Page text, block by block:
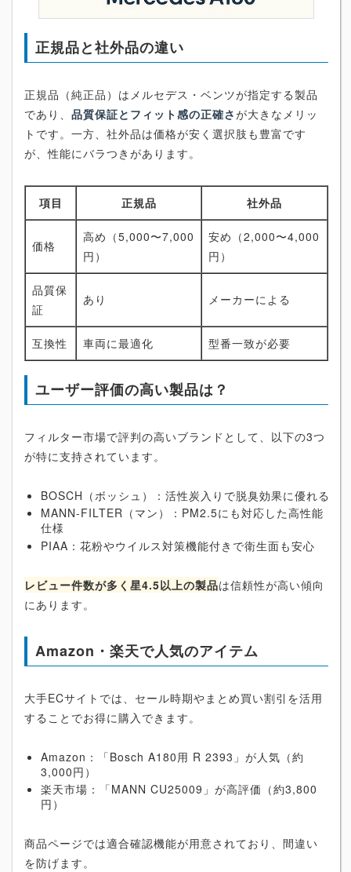
正規品と社外品の違い
正規品（純正品）はメルセデス・ベンツが指定する製品
であり、 品質保証とフィット感の正確さが大きなメリッ
トです。一方、社外品は価格が安く選択肢も豊富です
が、性能にバラつきがあります。
項目 正規品 社外品
価格
高め（5,000〜7,000
円）
安め（2,000〜4,000
円）
品質保
証
あり メーカーによる
互換性 車両に最適化 型番一致が必要
ユーザー評価の高い製品は？
フィルター市場で評判の高いブランドとして、以下の3つ
が特に支持されています。
BOSCH（ボッシュ）：活性炭入りで脱臭効果に優れる
MANN-FILTER（マン）：PM2.5にも対応した高性能
仕様
PIAA：花粉やウイルス対策機能付きで衛生面も安心
レビュー件数が多く星4.5以上の製品は信頼性が高い傾向
にあります。
Amazon・楽天で人気のアイテム
大手ECサイトでは、セール時期やまとめ買い割引を活用
することでお得に購入できます。
Amazon：「Bosch A180用 R 2393」が人気（約
3,000円）
楽天市場：「MANN CU25009」が高評価（約3,800
円）
商品ページでは適合確認機能が用意されており、間違い
を防げます。